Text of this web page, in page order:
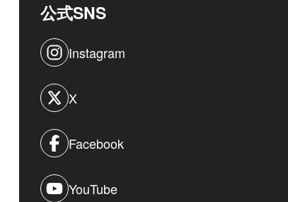
公式SNS
Instagram
X
Facebook
YouTube